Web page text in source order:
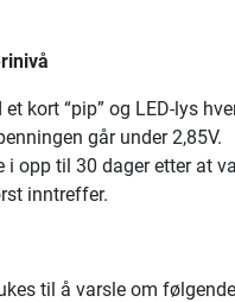
kort “pip” og LED-lys
går under 2,85V.
i opp til 30 dager etter at
inntreffer.
til å varsle om